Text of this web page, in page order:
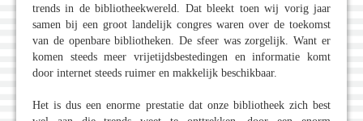
trends in de bibliotheekwereld. Dat bleekt toen wij vorig jaar
samen bij een groot landelijk congres waren over de toekomst
van de openbare bibliotheken. De sfeer was zorgelijk. Want er
komen steeds meer vrijetijdsbestedingen en informatie komt
door internet steeds ruimer en makkelijk beschikbaar.
Het is dus een enorme prestatie dat onze bibliotheek zich best